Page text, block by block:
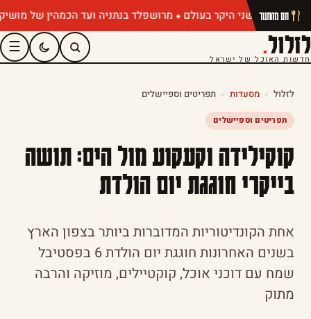
מרושפלד בנתניה ועד הכמהין של מושיק חם מהתנור
לזלול.
חדשות האוכל של ישראל
☰
לזלול » מסעדות » תפריטים וספיישלים
תפריטים וספיישלים
קוקילידה וקעקוע מול הים: תושה
בייקרי חוגגת יום הולדת
אחת הקונדיטוריות המדוברות ביותר בצפון הארץ
בשנים האחרונות חוגגת יום הולדת 6 בפסטיבל
שמח עם דוכני אוכל, קוקטיילים, מוזיקה והרבה
מתוק